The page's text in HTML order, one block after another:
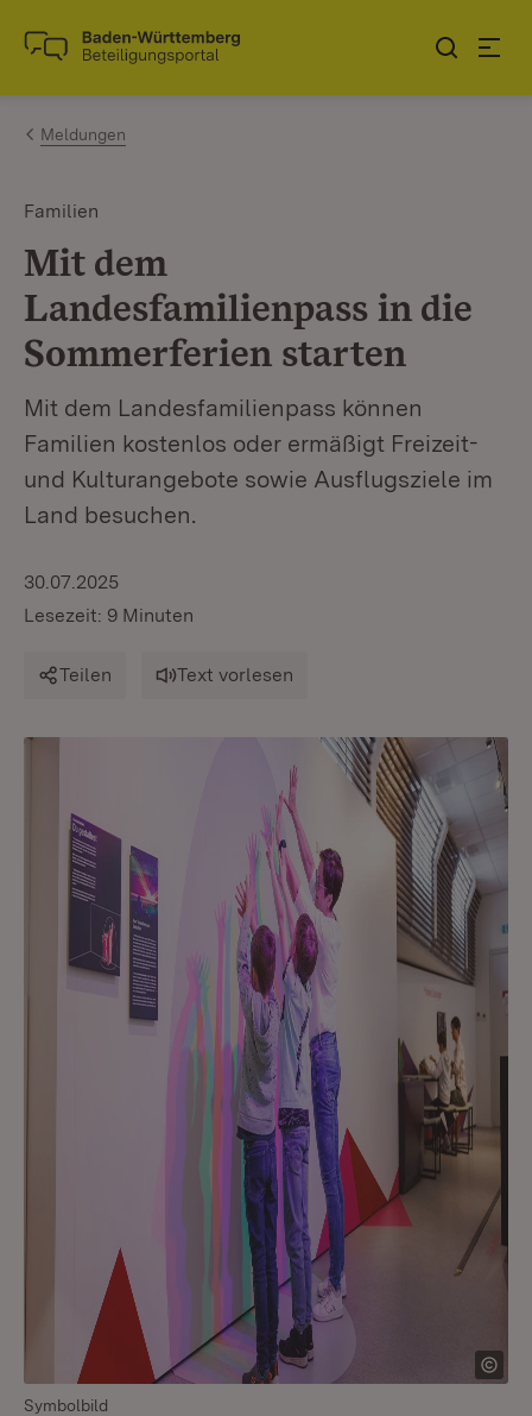
Zum Inhalt springen
Link zur Startseite
Meldungen
Familien
Mit dem
Landesfamilienpass in die
Sommerferien starten
Mit dem Landesfamilienpass können
Familien kostenlos oder ermäßigt Freizeit-
und Kulturangebote sowie Ausflugsziele im
Land besuchen.
30.07.2025
Lesezeit: 9 Minuten
Teilen Text vorlesen
Symbolbild